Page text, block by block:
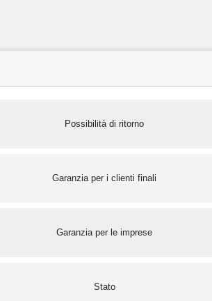
Possibilità di ritorno
Garanzia per i clienti finali
Garanzia per le imprese
Stato